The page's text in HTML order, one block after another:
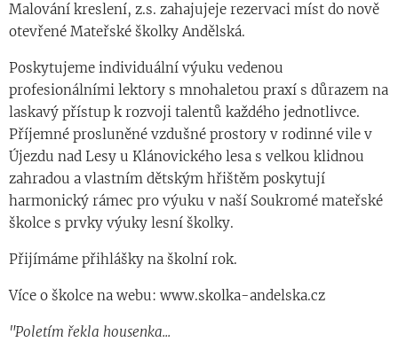
Malování kreslení, z.s. zahajujeje rezervaci míst do nově
otevřené Mateřské školky Andělská.
Poskytujeme individuální výuku vedenou
profesionálními lektory s mnohaletou praxí s důrazem na
laskavý přístup k rozvoji talentů každého jednotlivce.
Příjemné prosluněné vzdušné prostory v rodinné vile v
Újezdu nad Lesy u Klánovického lesa s velkou klidnou
zahradou a vlastním dětským hřištěm poskytují
harmonický rámec pro výuku v naší Soukromé mateřské
školce s prvky výuky lesní školky.
Přijímáme přihlášky na školní rok.
Více o školce na webu: www.skolka-andelska.cz
"Poletím řekla housenka...